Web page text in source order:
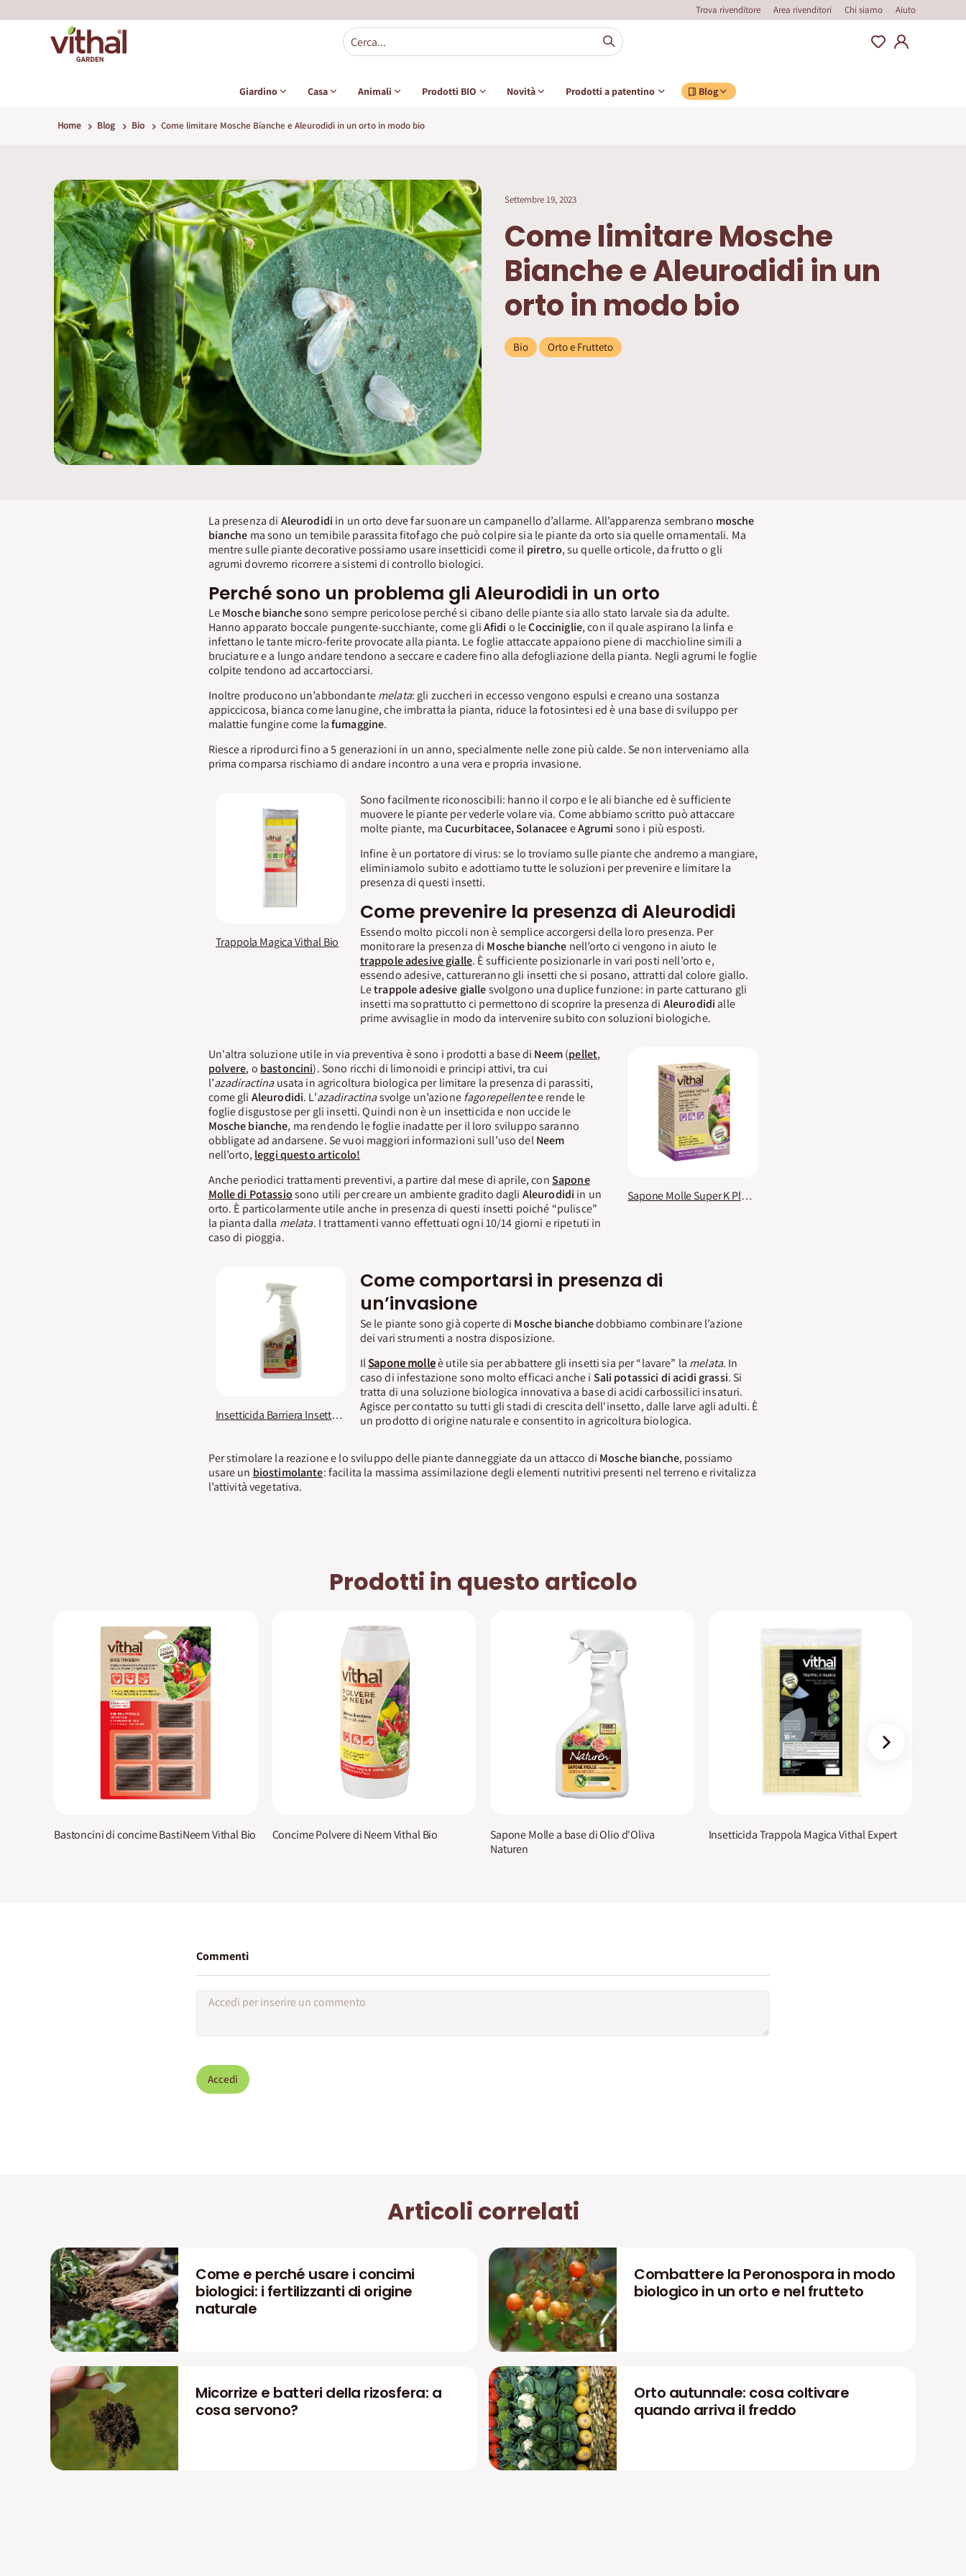
Trova rivenditore Area rivenditori Chi siamo Aiuto
Giardino Casa Animali Prodotti BIO Novità Prodotti a patentino Blog
Home Blog Bio Come limitare Mosche Bianche e Aleurodidi in un orto in modo bio
Settembre 19, 2023
Come limitare Mosche
Bianche e Aleurodidi in un
orto in modo bio
Bio Orto e Frutteto
La presenza di Aleurodidi in un orto deve far suonare un campanello d’allarme. All’apparenza sembrano mosche
bianche ma sono un temibile parassita fitofago che può colpire sia le piante da orto sia quelle ornamentali. Ma
mentre sulle piante decorative possiamo usare insetticidi come il piretro, su quelle orticole, da frutto o gli
agrumi dovremo ricorrere a sistemi di controllo biologici.
Perché sono un problema gli Aleurodidi in un orto
LeMosche bianchesono sempre pericolose perché si cibano delle piante sia allo stato larvale sia da adulte.
Hanno apparato boccale pungente-succhiante, come gliAfidi o leCocciniglie, con il quale aspirano la linfa e
infettano le tante micro-ferite provocate alla pianta. Le foglie attaccate appaiono piene di macchioline simili a
bruciature e a lungo andare tendono a seccare e cadere fino alla defogliazione della pianta. Negli agrumi le foglie
colpite tendono ad accartocciarsi.
Inoltre producono un’abbondantemelata: gli zuccheri in eccesso vengono espulsi e creano una sostanza
appiccicosa, bianca come lanugine, che imbratta la pianta, riduce la fotosintesi ed è una base di sviluppo per
malattie fungine come lafumaggine.
Riesce a riprodurci fino a 5 generazioni in un anno, specialmente nelle zone più calde. Se non interveniamo alla
prima comparsa rischiamo di andare incontro a una vera e propria invasione.
Trappola Magica Vithal Bio
Sono facilmente riconoscibili: hanno il corpo e le ali bianche ed è sufficiente
muovere le piante per vederle volare via. Come abbiamo scritto può attaccare
molte piante, maCucurbitacee, SolanaceeeAgrumi sono i più esposti.
Infine è un portatore di virus: se lo troviamo sulle piante che andremo a mangiare,
eliminiamolo subito e adottiamo tutte le soluzioni per prevenire e limitare la
presenza di questi insetti.
Come prevenire la presenza di Aleurodidi
Essendo molto piccoli non è semplice accorgersi della loro presenza. Per
monitorare la presenza di Mosche bianche nell’orto ci vengono in aiuto le
trappole adesive gialle. È sufficiente posizionarle in vari posti nell’orto e,
essendo adesive, cattureranno gli insetti che si posano, attratti dal colore giallo.
Letrappole adesive giallesvolgono una duplice funzione: in parte catturano gli
insetti ma soprattutto ci permettono di scoprire la presenza di Aleurodidi alle
prime avvisaglie in modo da intervenire subito con soluzioni biologiche.
Un'altra soluzione utile in via preventiva è sono i prodotti a base di Neem(pellet,
polvere, o bastoncini). Sono ricchi di limonoidi e principi attivi, tra cui
l’azadiractinausata in agricoltura biologica per limitare la presenza di parassiti,
come gli Aleurodidi. L’azadiractinasvolge un’azionefagorepellentee rende le
foglie disgustose per gli insetti. Quindi non è un insetticida e non uccide le
Mosche bianche, ma rendendo le foglie inadatte per il loro sviluppo saranno
obbligate ad andarsene. Se vuoi maggiori informazioni sull’uso delNeem
nell’orto, leggi questo articolo!
Anche periodici trattamenti preventivi, a partire dal mese di aprile, conSapone
Molle di Potassiosono utili per creare un ambiente gradito dagli Aleurodidi in un
orto. È particolarmente utile anche in presenza di questi insetti poiché “pulisce”
la pianta dalla melata. I trattamenti vanno effettuati ogni 10/14 giorni e ripetuti in
caso di pioggia.
Sapone Molle Super K Plus Vithal Bio
Insetticida Barriera Insetti Vithal Bio
Come comportarsi in presenza di
un’invasione
Se le piante sono già coperte di Mosche bianchedobbiamo combinare l’azione
dei vari strumenti a nostra disposizione.
IlSapone molleè utile sia per abbattere gli insetti sia per “lavare” la melata. In
caso di infestazione sono molto efficaci anche i Sali potassici di acidi grassi. Si
tratta di una soluzione biologica innovativa a base di acidi carbossilici insaturi.
Agisce per contatto su tutti gli stadi di crescita dell'insetto, dalle larve agli adulti. È
un prodotto di origine naturale e consentito in agricoltura biologica.
Per stimolare la reazione e lo sviluppo delle piante danneggiate da un attacco di Mosche bianche, possiamo
usare un biostimolante: facilita la massima assimilazione degli elementi nutritivi presenti nel terreno e rivitalizza
l’attività vegetativa.
Prodotti in questo articolo
Bastoncini di concime BastiNeem Vithal Bio Concime Polvere di Neem Vithal Bio
Sapone Molle a base di Olio d'Oliva
Naturen
Insetticida Trappola Magica Vithal Expert
›
Commenti
Accedi
Articoli correlati
Come e perché usare i concimi
biologici: i fertilizzanti di origine
naturale
Combattere la Peronospora in modo
biologico in un orto e nel frutteto
Micorrize e batteri della rizosfera: a
cosa servono?
Orto autunnale: cosa coltivare
quando arriva il freddo